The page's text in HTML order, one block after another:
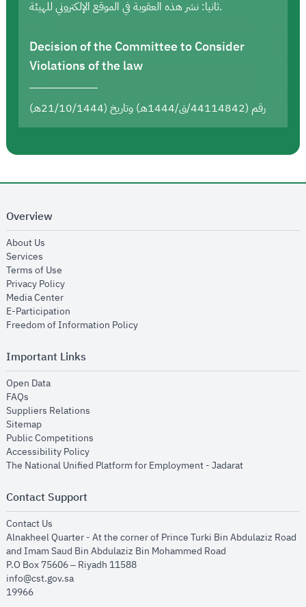
ثانيا: نشر هذه العقوبة في الموقع الإلكتروني للهيئة.
Decision of the Committee to Consider
Violations of the law
رقم (44114842/ق/1444هـ) وتاريخ (21/10/1444هـ)
Overview
About Us
Services
Terms of Use
Privacy Policyopens in new window
Media Centeropens in new window
E-Participation
Freedom of Information Policyopens in new window
Important Links
Open Dataopens in new window
FAQs
Suppliers Relations
Sitemapopens in new window
Public Competitions
Accessibility Policyopens in new window
The National Unified Platform for Employment - Jadaratopens in new
Contact Support
Contact Us
Alnakheel Quarter - At the corner of Prince Turki Bin Abdulaziz Road
and Imam Saud Bin Abdulaziz Bin Mohammed Road​
P.O Box 75606 – Riyadh 11588
info@cst.gov.sa
19966